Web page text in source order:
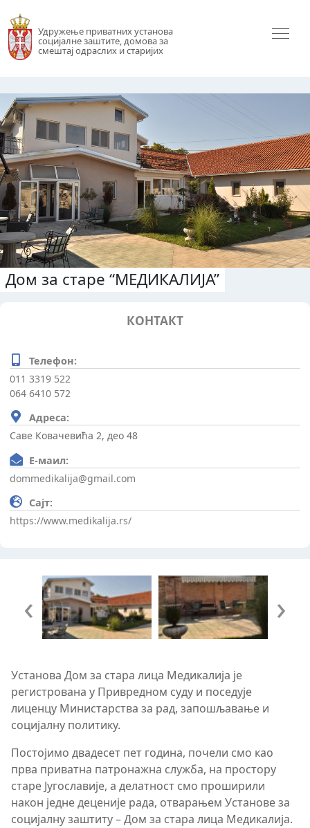
Удружење приватних установа
социјалне заштите, домова за
смештај одраслих и старијих
Дом за старе “МЕДИКАЛИЈА”
КОНТАКТ
Телефон:
011 3319 522
064 6410 572
Адреса:
Саве Ковачевића 2, део 48
Е-маил:
dommedikalija@gmail.com
Сајт:
https://www.medikalija.rs/
‹ ›
Установа Дом за стара лица Медикалија је
регистрована у Привредном суду и поседује
лиценцу Министарства за рад, запошљавање и
социјалну политику.
Постојимо двадесет пет година, почели смо као
прва приватна патронажна служба, на простору
старе Југославије, а делатност смо проширили
након једне деценије рада, отварањем Установе за
социјалну заштиту – Дом за стара лица Медикалија.